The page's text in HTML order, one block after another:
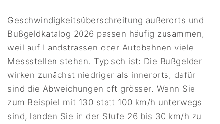
Geschwindigkeitsüberschreitung außerorts und
Bußgeldkatalog 2026 passen häufig zusammen,
weil auf Landstrassen oder Autobahnen viele
Messstellen stehen. Typisch ist: Die Bußgelder
wirken zunächst niedriger als innerorts, dafür
sind die Abweichungen oft grösser. Wenn Sie
zum Beispiel mit 130 statt 100 km/h unterwegs
sind, landen Sie in der Stufe 26 bis 30 km/h zu